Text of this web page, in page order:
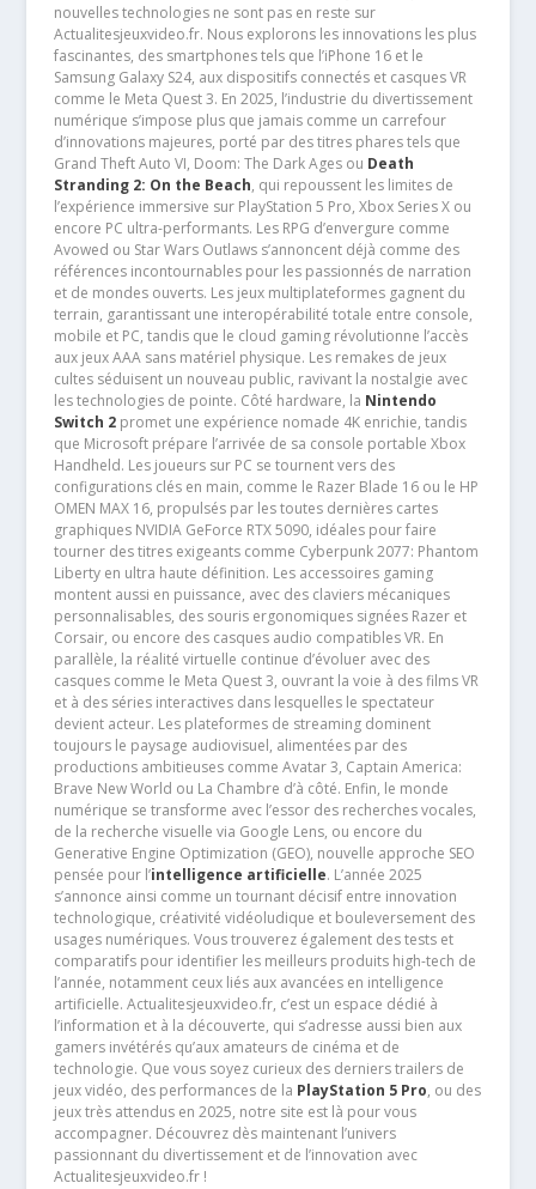
nouvelles technologies ne sont pas en reste sur
Actualitesjeuxvideo.fr. Nous explorons les innovations les plus
fascinantes, des smartphones tels que l’iPhone 16 et le
Samsung Galaxy S24, aux dispositifs connectés et casques VR
comme le Meta Quest 3. En 2025, l’industrie du divertissement
numérique s’impose plus que jamais comme un carrefour
d’innovations majeures, porté par des titres phares tels que
Grand Theft Auto VI, Doom: The Dark Ages ou Death
Stranding 2: On the Beach, qui repoussent les limites de
l’expérience immersive sur PlayStation 5 Pro, Xbox Series X ou
encore PC ultra-performants. Les RPG d’envergure comme
Avowed ou Star Wars Outlaws s’annoncent déjà comme des
références incontournables pour les passionnés de narration
et de mondes ouverts. Les jeux multiplateformes gagnent du
terrain, garantissant une interopérabilité totale entre console,
mobile et PC, tandis que le cloud gaming révolutionne l’accès
aux jeux AAA sans matériel physique. Les remakes de jeux
cultes séduisent un nouveau public, ravivant la nostalgie avec
les technologies de pointe. Côté hardware, la Nintendo
Switch 2promet une expérience nomade 4K enrichie, tandis
que Microsoft prépare l’arrivée de sa console portable Xbox
Handheld. Les joueurs sur PC se tournent vers des
configurations clés en main, comme le Razer Blade 16 ou le HP
OMEN MAX 16, propulsés par les toutes dernières cartes
graphiques NVIDIA GeForce RTX 5090, idéales pour faire
tourner des titres exigeants comme Cyberpunk 2077: Phantom
Liberty en ultra haute définition. Les accessoires gaming
montent aussi en puissance, avec des claviers mécaniques
personnalisables, des souris ergonomiques signées Razer et
Corsair, ou encore des casques audio compatibles VR. En
parallèle, la réalité virtuelle continue d’évoluer avec des
casques comme le Meta Quest 3, ouvrant la voie à des films VR
et à des séries interactives dans lesquelles le spectateur
devient acteur. Les plateformes de streaming dominent
toujours le paysage audiovisuel, alimentées par des
productions ambitieuses comme Avatar 3, Captain America:
Brave New World ou La Chambre d’à côté. Enfin, le monde
numérique se transforme avec l’essor des recherches vocales,
de la recherche visuelle via Google Lens, ou encore du
Generative Engine Optimization (GEO), nouvelle approche SEO
pensée pour l’intelligence artificielle. L’année 2025
s’annonce ainsi comme un tournant décisif entre innovation
technologique, créativité vidéoludique et bouleversement des
usages numériques. Vous trouverez également des tests et
comparatifs pour identifier les meilleurs produits high-tech de
l’année, notamment ceux liés aux avancées en intelligence
artificielle. Actualitesjeuxvideo.fr, c’est un espace dédié à
l’information et à la découverte, qui s’adresse aussi bien aux
gamers invétérés qu’aux amateurs de cinéma et de
technologie. Que vous soyez curieux des derniers trailers de
jeux vidéo, des performances de la PlayStation 5 Pro, ou des
jeux très attendus en 2025, notre site est là pour vous
accompagner. Découvrez dès maintenant l’univers
passionnant du divertissement et de l’innovation avec
Actualitesjeuxvideo.fr !